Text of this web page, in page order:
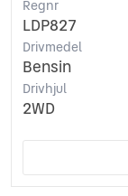
Regnr
LDP827
Drivmedel
Bensin
Drivhjul
2WD